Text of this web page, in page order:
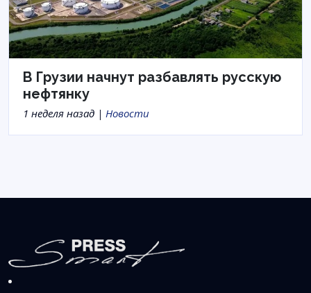
В Грузии начнут разбавлять русскую
нефтянку
1 неделя назад | Новости